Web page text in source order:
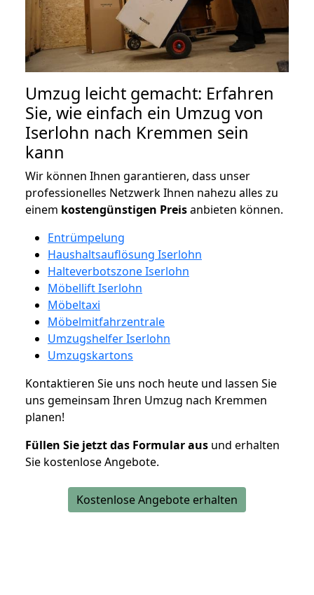
Umzug leicht gemacht: Erfahren
Sie, wie einfach ein Umzug von
Iserlohn nach Kremmen sein
kann
Wir können Ihnen garantieren, dass unser
professionelles Netzwerk Ihnen nahezu alles zu
einem kostengünstigen Preisanbieten können.
Entrümpelung
Haushaltsauflösung Iserlohn
Halteverbotszone Iserlohn
Möbellift Iserlohn
Möbeltaxi
Möbelmitfahrzentrale
Umzugshelfer Iserlohn
Umzugskartons
Kontaktieren Sie uns noch heute und lassen Sie
uns gemeinsam Ihren Umzug nach Kremmen
planen!
Füllen Sie jetzt das Formular aus und erhalten
Sie kostenlose Angebote.
Kostenlose Angebote erhalten